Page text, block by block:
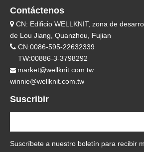
Contáctenos
 CN: Edificio WELLKNIT, zona de
de Lou Jiang, Quanzhou, Fujian
 CN:0086-595-22632339
TW:00886-3-3798292
 market@wellknit.com.tw
winnie@wellknit.com.tw
Suscribir
Suscríbete a nuestro boletín para recibir